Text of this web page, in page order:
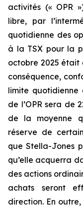
activités (« OPR
libre, par
quotidienne des
à la TSX pour la
octobre 2025 était
conséquence,
limite quotidienne
de l’OPR sera de
de la moyenne
réserve de
que Stella-Jones
qu’elle acquerra
des actions
achats seront
direction. En